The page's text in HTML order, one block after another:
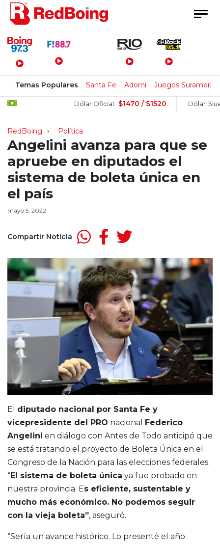
Menú Principal
Temas Populares Santa Fe Adorni Juegos
Dólar Oficial: $1470 / $1520 Dólar Blue:
RedBoing Política
Angelini avanza para que se
apruebe en diputados el
sistema de boleta única en
el país
mayo 5, 2022
Compartir Noticia
El diputado nacional por Santa Fe y
vicepresidente del PRO nacional Federico
Angelini en diálogo con Antes de Todo anticipó que
se está tratando el proyecto de Boleta Única en el
Congreso de la Nación para las elecciones federales.
“El sistema de boleta única ya fue probado en
nuestra provincia. Es eficiente, sustentable y
mucho más económico. No podemos seguir
con la vieja boleta”, aseguró.
“Sería un avance histórico. Lo presenté el año